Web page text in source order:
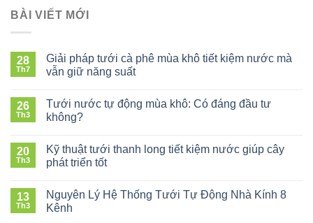
BÀI VIẾT MỚI
28
Th7
Giải pháp tưới cà phê mùa khô tiết kiệm nước mà
vẫn giữ năng suất
Giải
pháp
tưới
phê
mùa
khô
kiệm
nước
26
Th3
Tưới nước tự động mùa khô: Có đáng đầu tư
không?
Tưới
nước
tự
mùa
khô:
20
Th3
Kỹ thuật tưới thanh long tiết kiệm nước giúp cây
phát triển tốt
Kỹ
thuật
tưới
13
Th3
Nguyên Lý Hệ Thống Tưới Tự Động Nhà Kính 8
Kênh